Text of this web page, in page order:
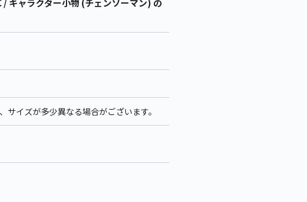
キャラクター小物 (チェンソーマン) の
ズが多少異なる場合がございます。